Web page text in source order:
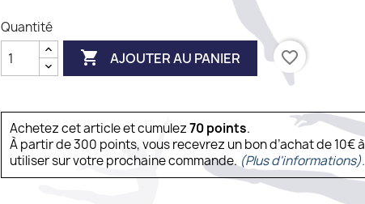
Quantité
 AJOUTER AU PANIER favorite_border
Achetez cet article et cumulez70points.
À partir de 300 points, vous recevrez un bon d’achat de 10€ à
utiliser sur votre prochaine commande. (Plus d'informations).